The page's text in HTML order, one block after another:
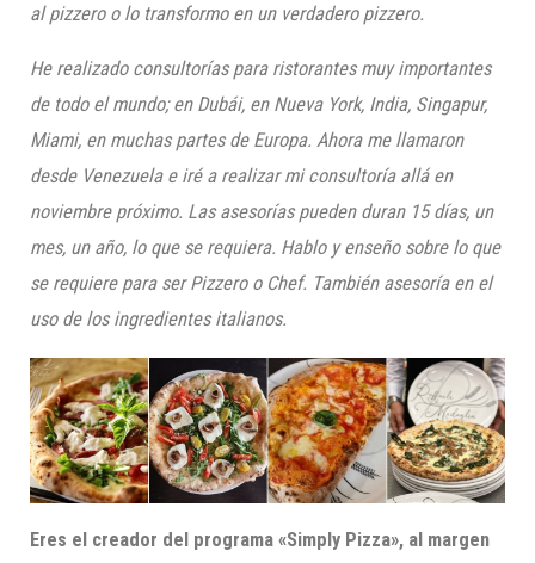
al pizzero o lo transformo en un verdadero pizzero.
He realizado consultorías para ristorantes muy importantes
de todo el mundo; en Dubái, en Nueva York, India, Singapur,
Miami, en muchas partes de Europa. Ahora me llamaron
desde Venezuela e iré a realizar mi consultoría allá en
noviembre próximo. Las asesorías pueden duran 15 días, un
mes, un año, lo que se requiera. Hablo y enseño sobre lo que
se requiere para ser Pizzero o Chef. También asesoría en el
uso de los ingredientes italianos.
Eres el creador del programa «Simply Pizza», al margen